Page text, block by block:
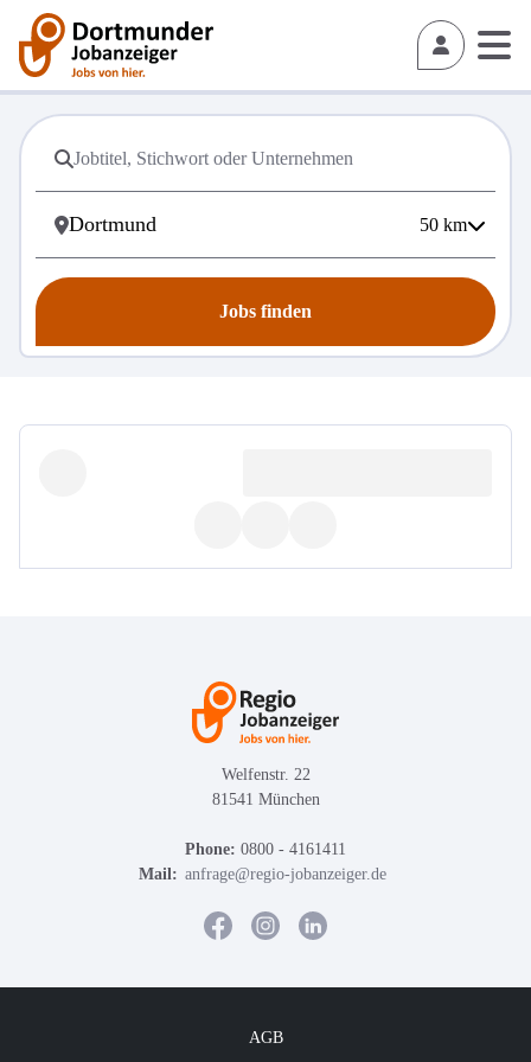
50 km
Jobs finden
Welfenstr. 22
81541 München
Phone: 0800 - 4161411
Mail: anfrage@regio-jobanzeiger.de
AGB